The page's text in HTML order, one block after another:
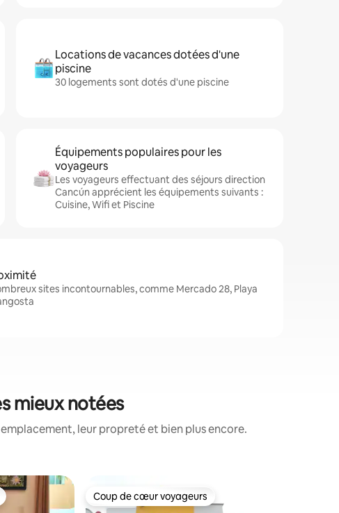
Locations de vacances dotées d'une
piscine
30 logements sont dotés d'une piscine
Équipements populaires pour les
voyageurs
Les voyageurs effectuant des séjours direction
Cancún apprécient les équipements suivants :
Cuisine, Wifi et Piscine
sites incontournables, comme Mercado 28, Playa
mieux notées
leur propreté et bien plus encore.
Coup de cœur voyageurs
Coup de cœur voyageurs